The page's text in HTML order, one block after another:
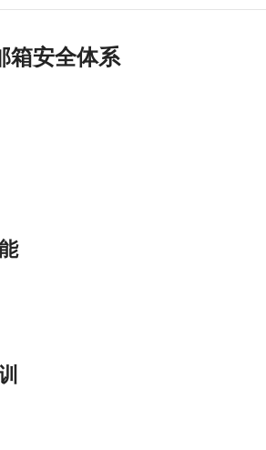
箱安全体系